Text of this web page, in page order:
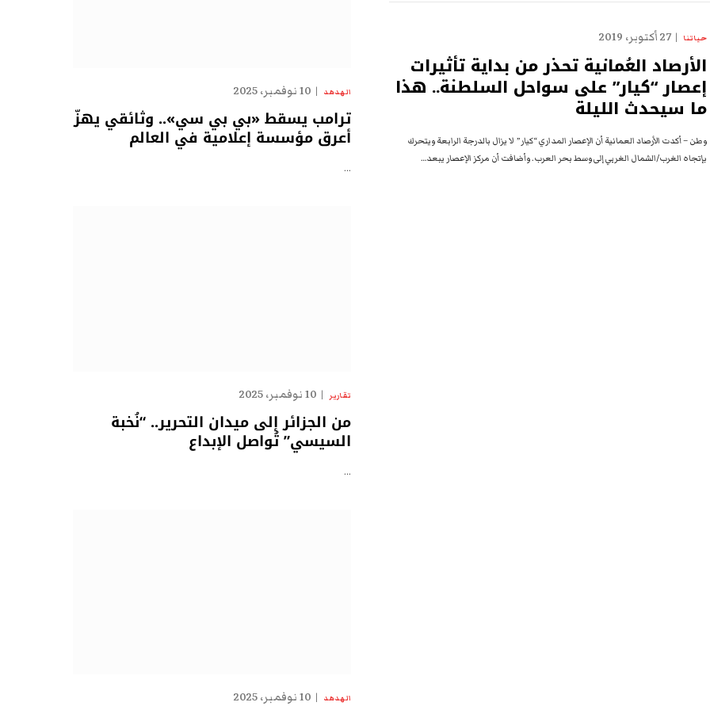
حياتنا 27 أكتوبر، 2019
الأرصاد العُمانية تحذر من بداية تأثيرات
إعصار “كيار” على سواحل السلطنة.. هذا
ما سيحدث الليلة
وطن – أكدت الأرصاد العمانية أن الإعصار المداري “كيار” لا يزال بالدرجة الرابعة ويتحرك
بإتجاه الغرب/الشمال الغربي إلى وسط بحر العرب. وأضافت أن مركز الإعصار يبعد…
الهدهد 10 نوفمبر، 2025
ترامب يسقط «بي بي سي».. وثائقي يهزّ
أعرق مؤسسة إعلامية في العالم
…
تقارير 10 نوفمبر، 2025
من الجزائر إلى ميدان التحرير.. “نُخبة
السيسي” تُواصل الإبداع
…
الهدهد 10 نوفمبر، 2025